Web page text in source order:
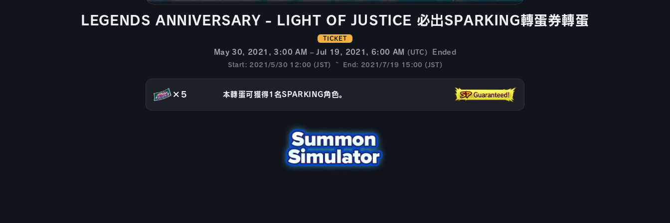
LEGENDS ANNIVERSARY - LIGHT OF JUSTICE 必出SPARKING轉蛋券轉蛋
TICKET
May 30, 2021, 3:00 AM – Jul 19, 2021, 6:00 AM (UTC) Ended
Start: 2021/5/30 12:00 (JST) ~ End: 2021/7/19 15:00 (JST)
×5 本轉蛋可獲得1名SPARKING角色。